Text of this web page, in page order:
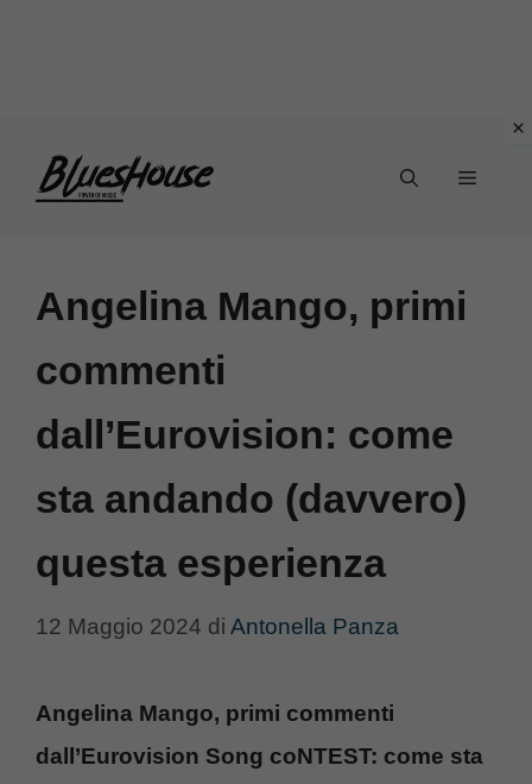
Menu
Angelina Mango, primi
commenti
dall’Eurovision: come
sta andando (davvero)
questa esperienza
12 Maggio 2024 di Antonella Panza
Angelina Mango, primi commenti
dall’Eurovision Song coNTEST: come sta